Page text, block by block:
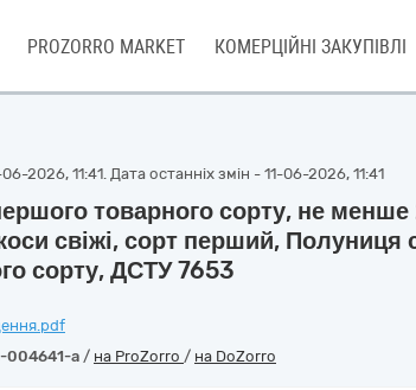
PROZORRO MARKET КОМЕРЦІЙНІ ЗАКУПІВЛІ
2026, 11:41. Дата останніх змін - 11-06-2026, 11:41
товарного сорту, не
свіжі, сорт перший, Полуниця
сорту, ДСТУ 7653
004641-a / на ProZorro / на DoZorro